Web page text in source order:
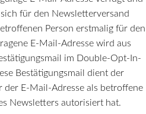
für den Newsletterversand
Person erstmalig für den
E-Mail-Adresse wird aus
im Double-Opt-In-
Bestätigungsmail dient der
E-Mail-Adresse als betroffene
Newsletters autorisiert hat.